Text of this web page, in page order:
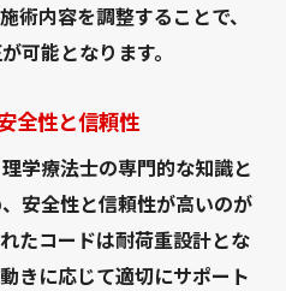
術内容を調整することで、
可能となります。
全性と信頼性
学療法士の専門的な知識と
安全性と信頼性が高いのが
たコードは耐荷重設計とな
きに応じて適切にサポート